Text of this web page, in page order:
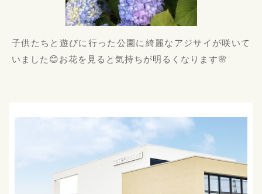
子供たちと遊びに行った公園に綺麗なアジサイが咲いて
いました 😊お花を見ると気持ちが明るくなります🌸